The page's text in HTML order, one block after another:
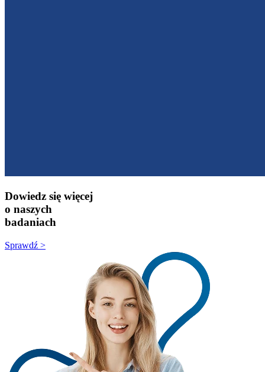
Dowiedz się więcej
o naszych
badaniach
Sprawdź >